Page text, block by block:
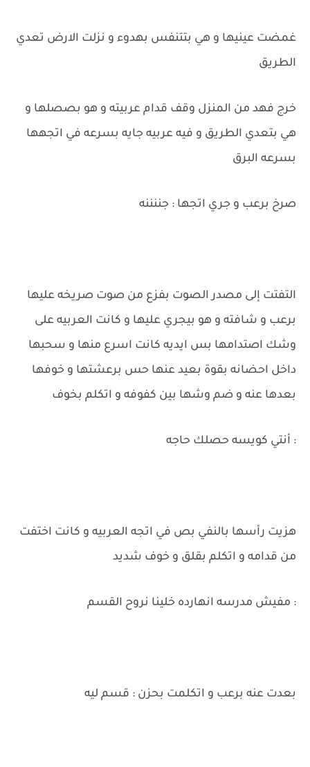
غمضت عينيها و هي بتتنفس بهدوء و نزلت الارض تعدي
الطريق
خرج فهد من المنزل وقف قدام عربيته و هو بصصلها و
هي بتعدي الطريق و فيه عربيه جايه بسرعه في اتجهها
بسرعه البرق
صرخ برعب و جري اتجها : جننننه
التفتت إلى مصدر الصوت بفزع من صوت صريخه عليها
برعب و شافته و هو بيجري عليها و كانت العربيه على
وشك اصتدامها بس ايديه كانت اسرع منها و سحبها
داخل احضانه بقوة بعيد عنها حس برعشتها و خوفها
بعدها عنه و ضم وشها بين كفوفه و اتكلم بخوف
: أنتي كويسه حصلك حاجه
هزيت رأسها بالنفي بص في اتجه العربيه و كانت اختفت
من قدامه و اتكلم بقلق و خوف شديد
: مفيش مدرسه انهارده خلينا نروح القسم
بعدت عنه برعب و اتكلمت بحزن : قسم ليه